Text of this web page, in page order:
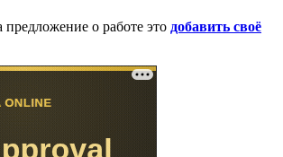
о работе это добавить своё